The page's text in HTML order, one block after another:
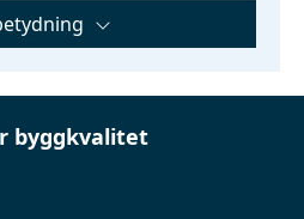
byggkvalitet